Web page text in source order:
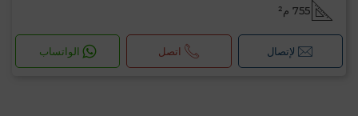
755 م²
لإتصال اتصل الواتساب